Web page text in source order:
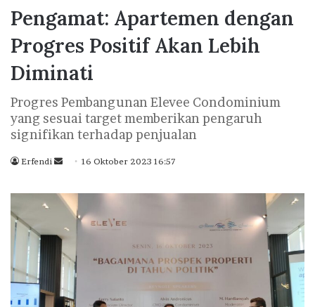
Pengamat: Apartemen dengan
Progres Positif Akan Lebih
Diminati
Progres Pembangunan Elevee Condominium
yang sesuai target memberikan pengaruh
signifikan terhadap penjualan
Erfendi
n
a
e
a
16 Oktober 2023 16:57